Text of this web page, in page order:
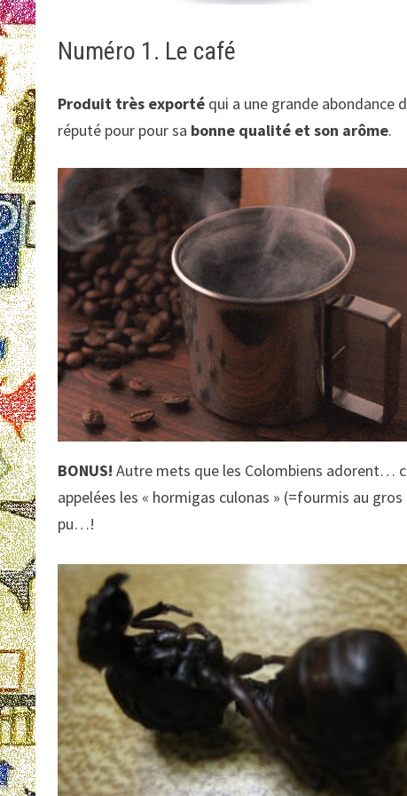
Numéro 1. Le café
Produit très exporté qui a une grande abondance
réputé pour pour sa bonne qualité et son arôme.
BONUS! Autre mets que les Colombiens adorent…
appelées les « hormigas culonas » (=fourmis au
pu…!